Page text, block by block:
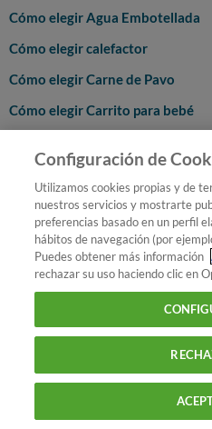
Cómo elegir Agua Embotellada
Cómo elegir calefactor
Cómo elegir Carne de Pavo
Cómo elegir Carrito para bebé
Cómo elegir condones
Cómo elegir Crema de Pañal
Cómo elegir desatascador
Cómo elegir desodorantes y
Cómo elegir Drones
Cómo elegir el mejor
Cómo elegir el mejor atún en lata
Cómo elegir GPS
Cómo elegir harina: guía de
Configuración de
Utilizamos cookies propias y de
nuestros servicios y mostrarte
preferencias basado en un perfil
hábitos de navegación (por
Puedes obtener más información
rechazar su uso haciendo clic en